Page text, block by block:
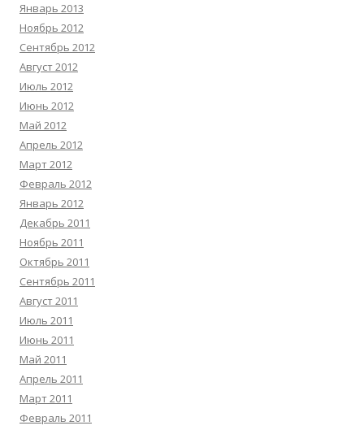
Январь 2013
Ноябрь 2012
Сентябрь 2012
Август 2012
Июль 2012
Июнь 2012
Май 2012
Апрель 2012
Март 2012
Февраль 2012
Январь 2012
Декабрь 2011
Ноябрь 2011
Октябрь 2011
Сентябрь 2011
Август 2011
Июль 2011
Июнь 2011
Май 2011
Апрель 2011
Март 2011
Февраль 2011